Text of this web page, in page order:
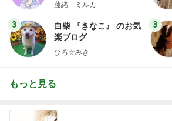
藤緒 ミルカ
3
白柴 『きなこ』 のお気
楽ブログ
ひろ☆みき
3
もっと見る